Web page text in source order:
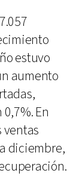
estuvo
aumento
En
ventas
diciembre,